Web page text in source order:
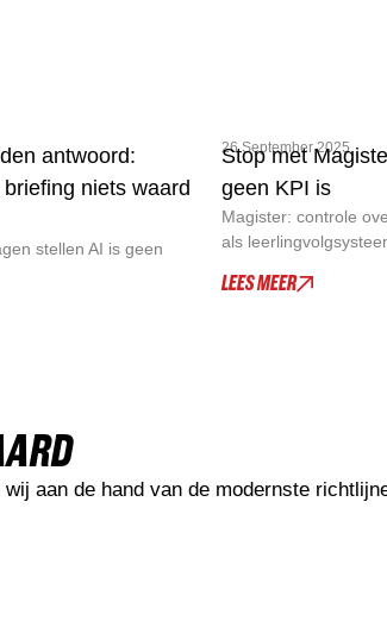
antwoord:
niets waard
stellen AI is geen
26 September 2025
Stop met
geen KPI is
Magister: controle
als
LEES MEER
aan de hand van de modernste